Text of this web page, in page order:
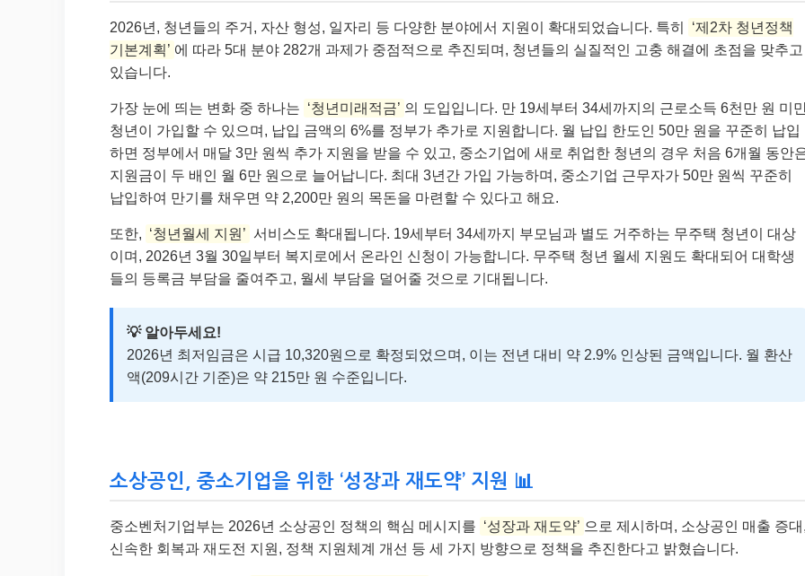
2026년, 청년들의 주거, 자산 형성, 일자리 등 다양한 분야에서 지원이 확대되었습니다. 특히
‘제2차 청년정책
기본계획’ 에 따라 5대 분야 282개 과제가 중점적으로 추진되며, 청년들의 실질적인 고충 해결에 초점을 맞추고
있습니다.
가장 눈에 띄는 변화 중 하나는 ‘청년미래적금’ 의 도입입니다. 만 19세부터 34세까지의 근로소득 6천만 원 미
청년이 가입할 수 있으며, 납입 금액의 6%를 정부가 추가로 지원합니다. 월 납입 한도인 50만 원을 꾸준히 납입
하면 정부에서 매달 3만 원씩 추가 지원을 받을 수 있고, 중소기업에 새로 취업한 청년의 경우 처음 6개월 동안
지원금이 두 배인 월 6만 원으로 늘어납니다. 최대 3년간 가입 가능하며, 중소기업 근무자가 50만 원씩 꾸준히
납입하여 만기를 채우면 약 2,200만 원의 목돈을 마련할 수 있다고 해요.
또한, ‘청년월세 지원’ 서비스도 확대됩니다. 19세부터 34세까지 부모님과 별도 거주하는 무주택 청년이 대상
이며, 2026년 3월 30일부터 복지로에서 온라인 신청이 가능합니다. 무주택 청년 월세 지원도 확대되어 대학생
들의 등록금 부담을 줄여주고, 월세 부담을 덜어줄 것으로 기대됩니다.
💡 알아두세요!
2026년 최저임금은 시급 10,320원으로 확정되었으며, 이는 전년 대비 약 2.9% 인상된 금액입니다. 월 환산
액(209시간 기준)은 약 215만 원 수준입니다.
소상공인, 중소기업을 위한 ‘성장과 재도약’ 지원 📊
중소벤처기업부는 2026년 소상공인 정책의 핵심 메시지를 ‘성장과 재도약’ 으로 제시하며, 소상공인 매출 증
신속한 회복과 재도전 지원, 정책 지원체계 개선 등 세 가지 방향으로 정책을 추진한다고 밝혔습니다.